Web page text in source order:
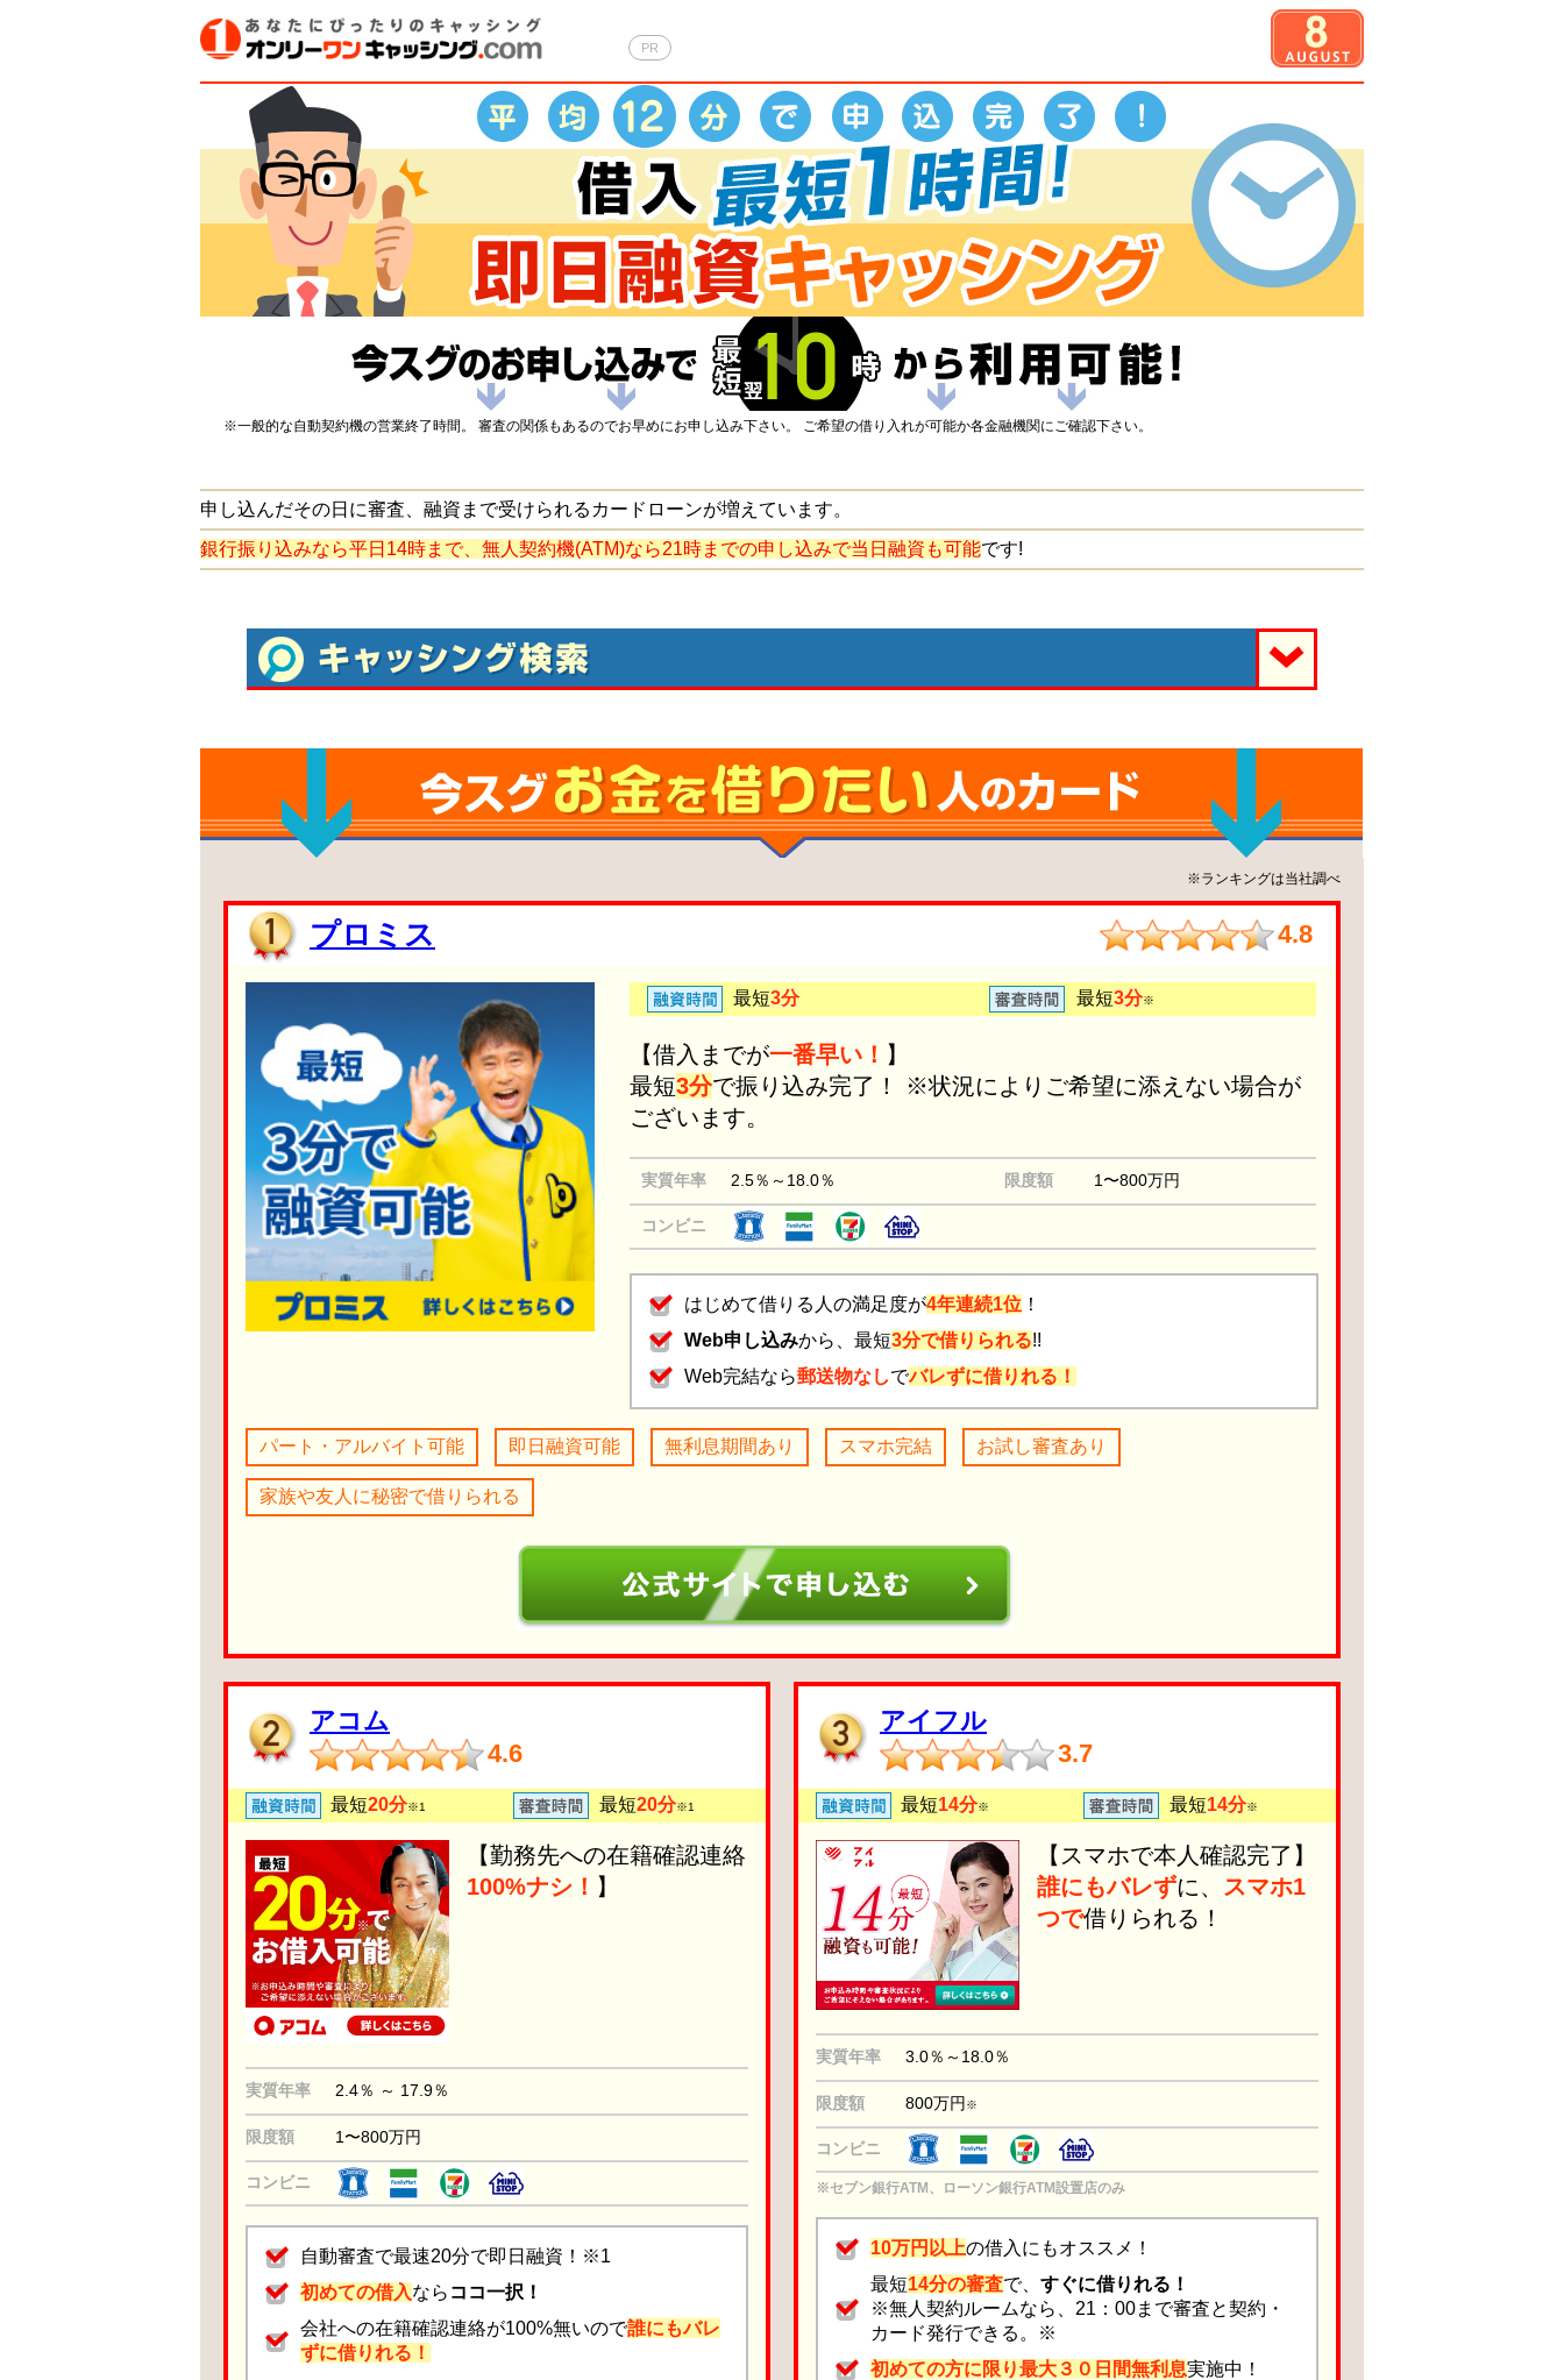
PR
※一般的な自動契約機の営業終了時間。 審査の関係もあるのでお早めにお申し込み下さい。 ご希望の借り入れが可能か各金融機関にご確認下さい。
申し込んだその日に審査、融資まで受けられるカードローンが増えています。
銀行振り込みなら平日14時まで、無人契約機(ATM)なら21時までの申し込みで当日融資も可能です!
※ランキングは当社調べ
プロミス 4.8
最短3分 最短3分※
【借入までが一番早い！ 】
最短3分で振り込み完了！ ※状況によりご希望に添えない場合が
ございます。
実質年率 2.5％～18.0％ 限度額 1〜800万円
コンビニ
はじめて借りる人の満足度が4年連続1位 ！
Web申し込みから、最短3分で借りられる!!
Web完結なら郵送物なしでバレずに借りれる！
パート・アルバイト可能 即日融資可能 無利息期間あり スマホ完結 お試し審査あり
家族や友人に秘密で借りられる
アコム
4.6
最短20分※1 最短20分※1
【勤務先への在籍確認連絡
100%ナシ！ 】
実質年率 2.4％ ～ 17.9％
限度額 1〜800万円
コンビニ
自動審査で最速20分で即日融資！※1
初めての借入なら ココ一択！
会社への在籍確認連絡が100%無いので誰にもバレ
ずに借りれる！
アイフル
3.7
最短14分※ 最短14分※
【スマホで本人確認完了】
誰にもバレずに、 スマホ1
つで借りられる！
実質年率 3.0％～18.0％
限度額 800万円※
コンビニ
※セブン銀行ATM、ローソン銀行ATM設置店のみ
10万円以上の借入にもオススメ！
最短14分の審査で、 すぐに借りれる！
※無人契約ルームなら、21：00まで審査と契約・
カード発行できる。※
初めての方に限り最大３０日間無利息実施中！